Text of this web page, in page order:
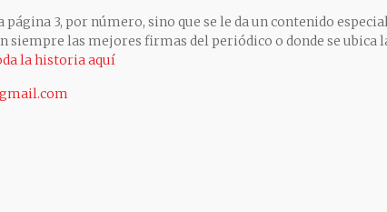
página 3, por número, sino que se le da un contenido
siempre las mejores firmas del periódico o donde se ubica
la historia aquí